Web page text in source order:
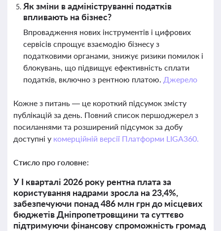
Як зміни в адмініструванні податків
впливають на бізнес?
Впровадження нових інструментів і цифрових
сервісів спрощує взаємодію бізнесу з
податковими органами, знижує ризики помилок і
блокувань, що підвищує ефективність сплати
податків, включно з рентною платою. Джерело
Кожне з питань — це короткий підсумок змісту
публікацій за день. Повний список першоджерел з
посиланнями та розширений підсумок за добу
доступні у комерційній версії Платформи LIGA360.
Стисло про головне:
У I кварталі 2026 року рентна плата за
користування надрами зросла на 23,4%,
забезпечуючи понад 486 млн грн до місцевих
бюджетів Дніпропетровщини та суттєво
підтримуючи фінансову спроможність громад